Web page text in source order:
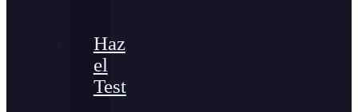
Haz
el
Test